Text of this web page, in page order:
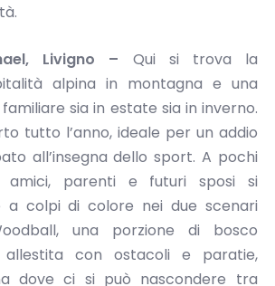
Livigno – Qui si trova la
alpina in montagna e una
sia in estate sia in inverno.
tutto l’anno, ideale per un addio
all’insegna dello sport. A pochi
amici, parenti e futuri sposi si
a colpi di colore nei due scenari
una porzione di bosco
allestita con ostacoli e paratie,
dove ci si può nascondere tra